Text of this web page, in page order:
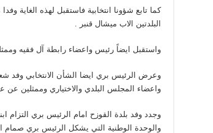
كما تابع شؤونا انتخابية فاستقبل لهذه الغاية
البلدتين الاب ميشال قنبر .
واستقبل ايضاً رئيس واعضاء رابطة آل فقيه
وعرض الرئيس بري ايضا الشأن اﻻنتخابي وفد
واعضاء المجلس البلدي والاختياري وممثلين عن
وجدد وفد بلدة القوزح امام الرئيس بري التزام
والوحدة الوطنية التي يشكل الرئيس بري صمام